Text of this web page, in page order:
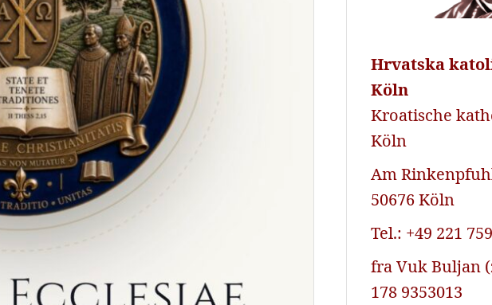
Hrvatska
Köln
Kroatische
Köln
Am
50676 Köln
Tel.: +49 221
fra Vuk Buljan
178 9353013